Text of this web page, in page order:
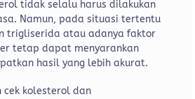
tidak selalu harus dilakukan
Namun, pada situasi tertentu
trigliserida atau adanya faktor
tetap dapat menyarankan
hasil yang lebih akurat.
cek kolesterol dan